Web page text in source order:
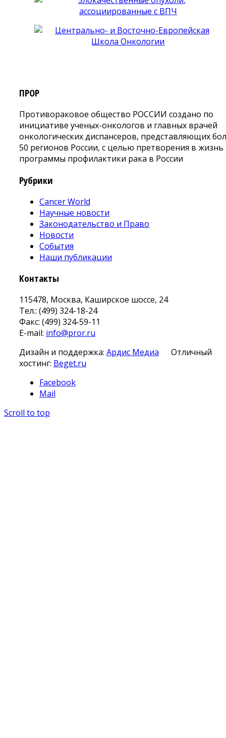
ПРОР
Противораковое общество РОССИИ создано по
инициативе ученых-онкологов и главных врачей
онкологических диспансеров, представляющих
50 регионов России, с целью претворения в жизнь
программы профилактики рака в России
Рубрики
Cancer World
Научные новости
Законодательство и Право
Новости
События
Наши публикации
Контакты
115478, Москва, Каширское шоссе, 24
Тел.: (499) 324-18-24
Факс: (499) 324-59-11
E-mail: info@pror.ru
Дизайн и поддержка: Ардис Медиа
Отличный
хостинг: Beget.ru
Facebook
Mail
Scroll to top